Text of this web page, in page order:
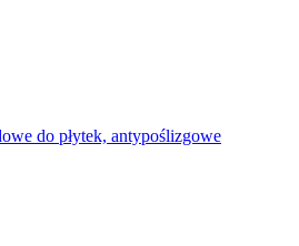
do płytek, antypoślizgowe